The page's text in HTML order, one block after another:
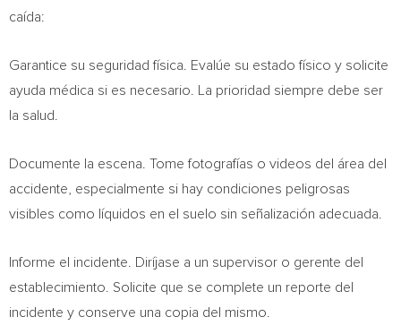
caída:
Garantice su seguridad física. Evalúe su estado físico y solicite
ayuda médica si es necesario. La prioridad siempre debe ser
la salud.
Documente la escena. Tome fotografías o videos del área del
accidente, especialmente si hay condiciones peligrosas
visibles como líquidos en el suelo sin señalización adecuada.
Informe el incidente. Diríjase a un supervisor o gerente del
establecimiento. Solicite que se complete un reporte del
incidente y conserve una copia del mismo.